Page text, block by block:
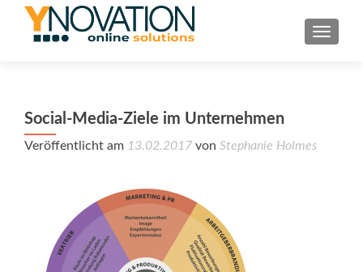
Social-Media-Ziele im Unternehmen
Veröffentlicht am 13.02.2017 von Stephanie Holmes